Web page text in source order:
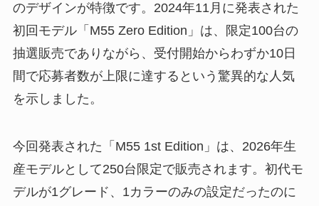
のデザインが特徴です。2024年11月に発表された
初回モデル「M55 Zero Edition」は、限定100台の
抽選販売でありながら、受付開始からわずか10日
間で応募者数が上限に達するという驚異的な人気
を示しました。
今回発表された「M55 1st Edition」は、2026年生
産モデルとして250台限定で販売されます。初代モ
デルが1グレード、1カラーのみの設定だったのに